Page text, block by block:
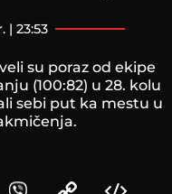
| 23:53
su poraz od ekipe
(100:82) u 28. kolu
sebi put ka mestu u